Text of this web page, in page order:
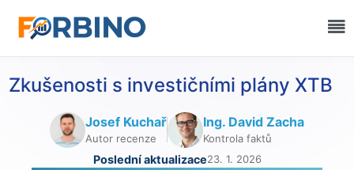
Zkušenosti s investičními plány XTB
Josef Kuchař
Autor recenze
Ing. David Zacha
Kontrola faktů
Poslední aktualizace23. 1. 2026